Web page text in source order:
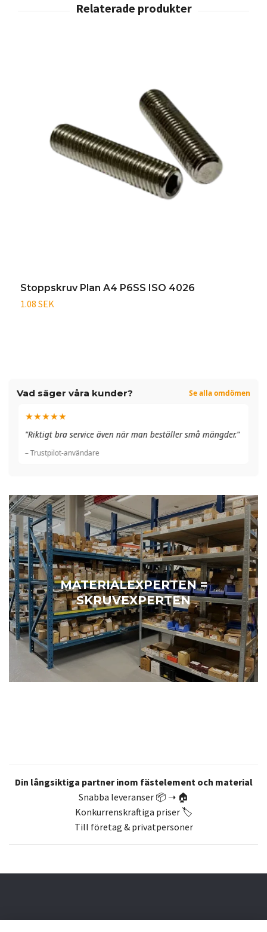
Vad säger våra kunder? Se alla omdömen
★★★★★
"Riktigt bra service även när man beställer små mängder."
– Trustpilot-användare
MATERIALEXPERTEN =
SKRUVEXPERTEN
Din långsiktiga partner inom fästelement och material
Snabba leveranser 📦 ➝ 🏠
Konkurrenskraftiga priser 🏷️
Till företag & privatpersoner
Stoppskruv Plan A4 P6SS ISO 4026
1.08 SEK